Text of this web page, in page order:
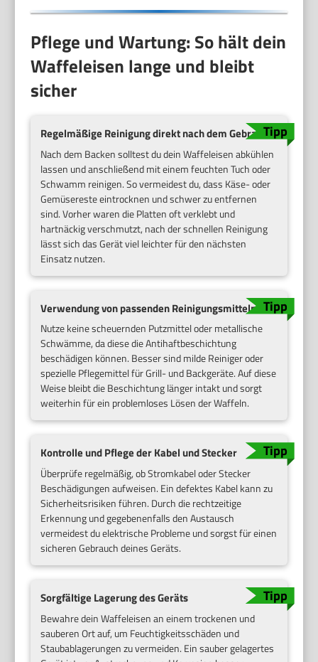
Pflege und Wartung: So hält dein
Waffeleisen lange und bleibt
sicher
Regelmäßige Reinigung direkt nach dem Gebrauch
Nach dem Backen solltest du dein Waffeleisen abkühlen
lassen und anschließend mit einem feuchten Tuch oder
Schwamm reinigen. So vermeidest du, dass Käse- oder
Gemüsereste eintrocknen und schwer zu entfernen
sind. Vorher waren die Platten oft verklebt und
hartnäckig verschmutzt, nach der schnellen Reinigung
lässt sich das Gerät viel leichter für den nächsten
Einsatz nutzen.
Verwendung von passenden Reinigungsmitteln
Nutze keine scheuernden Putzmittel oder metallische
Schwämme, da diese die Antihaftbeschichtung
beschädigen können. Besser sind milde Reiniger oder
spezielle Pflegemittel für Grill- und Backgeräte. Auf diese
Weise bleibt die Beschichtung länger intakt und sorgt
weiterhin für ein problemloses Lösen der Waffeln.
Kontrolle und Pflege der Kabel und Stecker
Überprüfe regelmäßig, ob Stromkabel oder Stecker
Beschädigungen aufweisen. Ein defektes Kabel kann zu
Sicherheitsrisiken führen. Durch die rechtzeitige
Erkennung und gegebenenfalls den Austausch
vermeidest du elektrische Probleme und sorgst für einen
sicheren Gebrauch deines Geräts.
Sorgfältige Lagerung des Geräts
Bewahre dein Waffeleisen an einem trockenen und
sauberen Ort auf, um Feuchtigkeitsschäden und
Staubablagerungen zu vermeiden. Ein sauber gelagertes